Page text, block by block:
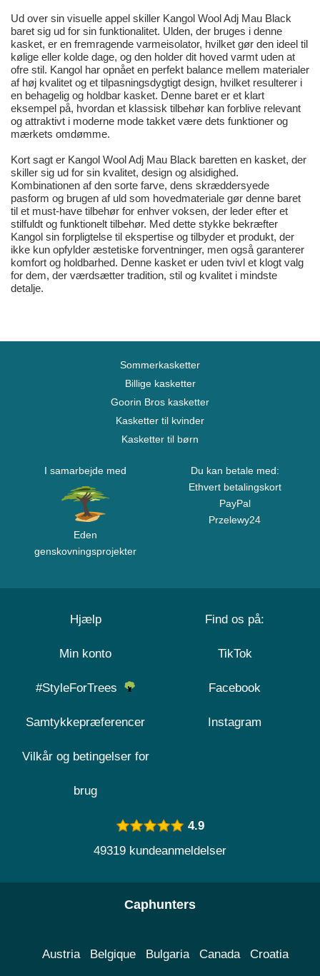
Ud over sin visuelle appel skiller Kangol Wool Adj Mau Black
baret sig ud for sin funktionalitet. Ulden, der bruges i denne
kasket, er en fremragende varmeisolator, hvilket gør den ideel til
kølige eller kolde dage, og den holder dit hoved varmt uden at
ofre stil. Kangol har opnået en perfekt balance mellem materialer
af høj kvalitet og et tilpasningsdygtigt design, hvilket resulterer i
en behagelig og holdbar kasket. Denne baret er et klart
eksempel på, hvordan et klassisk tilbehør kan forblive relevant
og attraktivt i moderne mode takket være dets funktioner og
mærkets omdømme.
Kort sagt er Kangol Wool Adj Mau Black baretten en kasket, der
skiller sig ud for sin kvalitet, design og alsidighed.
Kombinationen af den sorte farve, dens skræddersyede
pasform og brugen af uld som hovedmateriale gør denne baret
til et must-have tilbehør for enhver voksen, der leder efter et
stilfuldt og funktionelt tilbehør. Med dette stykke bekræfter
Kangol sin forpligtelse til ekspertise og tilbyder et produkt, der
ikke kun opfylder æstetiske forventninger, men også garanterer
komfort og holdbarhed. Denne kasket er uden tvivl et klogt valg
for dem, der værdsætter tradition, stil og kvalitet i mindste
detalje.
Sommerkasketter
Billige kasketter
Goorin Bros kasketter
Kasketter til kvinder
Kasketter til børn
I samarbejde med
Eden
genskovningsprojekter
Du kan betale med:
Ethvert betalingskort
PayPal
Przelewy24
Hjælp
Min konto
#StyleForTrees
Samtykkepræferencer
Vilkår og betingelser for
brug
Find os på:
TikTok
Facebook
Instagram
4.9
49319 kundeanmeldelser
Caphunters
Austria Belgique Bulgaria Canada Croatia